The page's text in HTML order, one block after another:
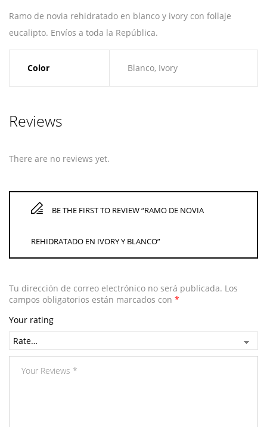
Ramo de novia rehidratado en blanco y ivory con follaje
eucalipto. Envíos a toda la República.
Color Blanco, Ivory
Reviews
There are no reviews yet.
BE THE FIRST TO REVIEW “RAMO DE NOVIA
REHIDRATADO EN IVORY Y BLANCO”
Tu dirección de correo electrónico no será publicada. Los
campos obligatorios están marcados con *
Your rating